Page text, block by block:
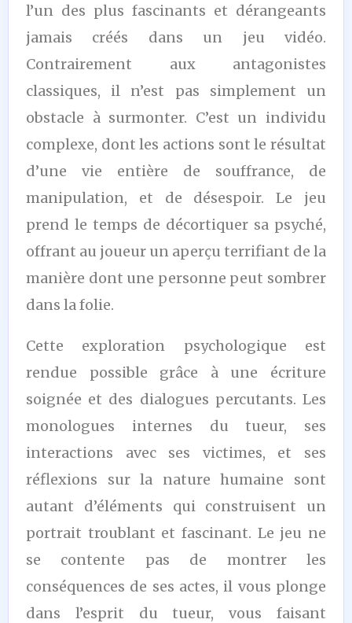
l’un des plus fascinants et dérangeants
jamais créés dans un jeu vidéo.
Contrairement aux antagonistes
classiques, il n’est pas simplement un
obstacle à surmonter. C’est un individu
complexe, dont les actions sont le résultat
d’une vie entière de souffrance, de
manipulation, et de désespoir. Le jeu
prend le temps de décortiquer sa psyché,
offrant au joueur un aperçu terrifiant de la
manière dont une personne peut sombrer
dans la folie.
Cette exploration psychologique est
rendue possible grâce à une écriture
soignée et des dialogues percutants. Les
monologues internes du tueur, ses
interactions avec ses victimes, et ses
réflexions sur la nature humaine sont
autant d’éléments qui construisent un
portrait troublant et fascinant. Le jeu ne
se contente pas de montrer les
conséquences de ses actes, il vous plonge
dans l’esprit du tueur, vous faisant